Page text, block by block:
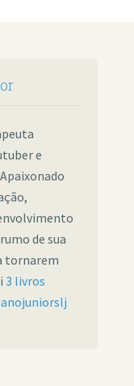
e
de sua
tornarem
3 livros